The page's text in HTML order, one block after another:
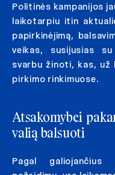
Politinės kampanijos
laikotarpiu itin
papirkinėjimą,
veikas, susijusias
svarbu žinoti, kas, už
pirkimo rinkimuose.
Atsakomybei
valią balsuoti
Pagal galiojančius